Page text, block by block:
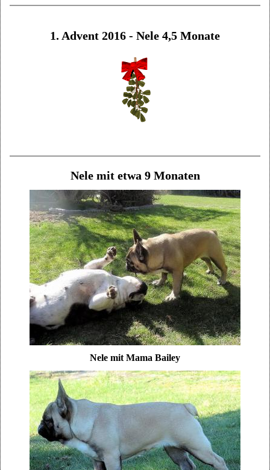
1. Advent 2016 - Nele 4,5 Monate
Nele mit etwa 9 Monaten
Nele mit Mama Bailey